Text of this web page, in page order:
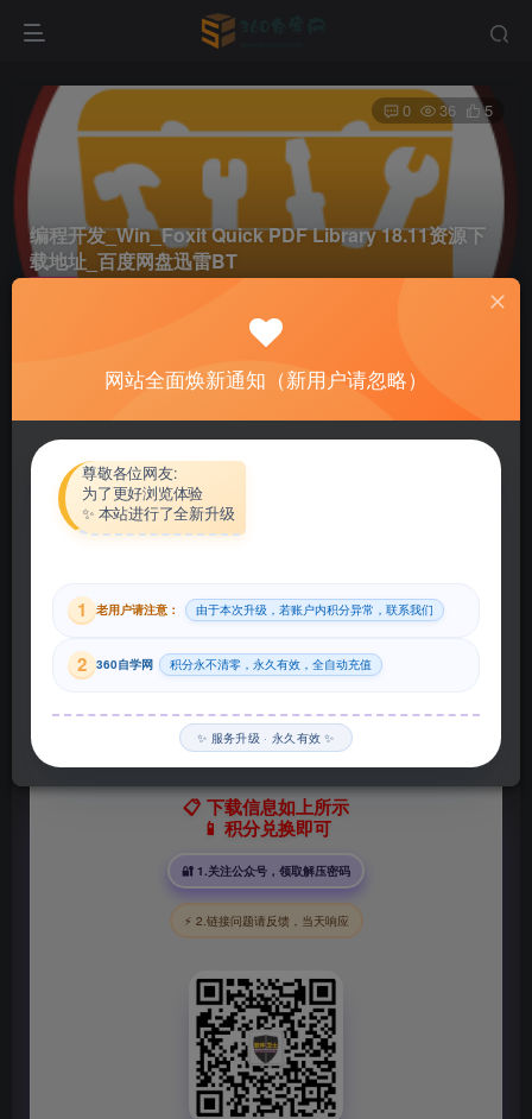
编程开发_Win_Foxit Quick PDF Library 18.11资源下
载地址_百度网盘迅雷BT
0 36 5
热心网友 关注
此内容为付费资源，请付费后查看
29积分
付费资源
📋 下载信息如上所示
📱 积分兑换即可
🔐 1.关注公众号，领取解压密码
⚡ 2.链接问题请反馈，当天响应
网站全面焕新通知（新用户请忽略）
尊敬各位网友:
为了更好浏览体验
✨ 本站进行了全新升级
1 老用户请注意： 由于本次升级，若账户内积分异常，联系我们
2 360自学网 积分永不清零，永久有效，全自动充值
✨ 服务升级 · 永久有效 ✨